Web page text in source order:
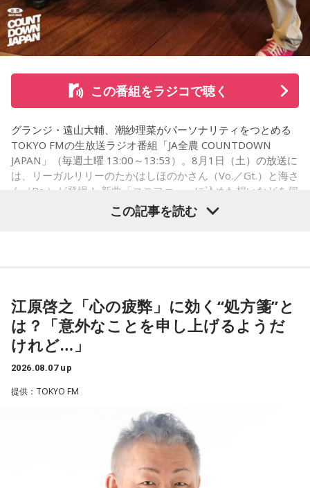
◆新曲「コニファー」に込めた想い
遠山：リーガルリリーは、7月11日（土）に新曲「コニファ
ー」を配信リリースしました。おめでとうございます。
ほのか・海：ありがとうございます。
潮：「コニファー」はテレビアニメ「これ描いて死ね」のエ
ンディングテーマとなっています。
遠山：テレビアニメの楽曲を手がけるのは初めてじゃないよ
した作品なんですけど、まずは原作を読みました。それで、0
から1にするときに、心のなかで薪をくべて火種を燃やしてい
く。そして、風が吹いてめちゃめちゃ燃えていくみたいな。
そういったものを絶やさずに「自分だけでやっていくぞ！」
みたいな気持ちと、私がお家で音楽を作っているとき
で、今回はアニメのエンディングテーマとして曲を書かせて
もらったんですけど、結構パーソナルな部分が出た作品にな
遠山：自分自身の内面をすごく辿って探っている曲ですよ
この番組をラジコで聴く
グランジ・遠山大輔、潮紗理菜がパーソナリティをつとめる
TOKYO FMの生放送ラジオ番組「JA全農 COUNTDOWN
JAPAN」（毎週土曜 13:00～13:53）。8月1日（土）の放送に
は、リーガルリリーのたかはしほのかさん（Vo.／Gt.）と海さ
ん（Ba.）が登場！ 新曲「コニファー」に込めた想いなどを伺
◆“真逆な作り方”で楽曲制作
リーガルリリーは高校在学時から注目を集め、国内大型ロッ
た世界最大級の音楽フェスティバル「SXSW（サウス・バイ・
サウスウエスト）」の出演や中国ツアーの開催など、海外で
のライブも経験。そのほか、2019年公開の映画「惡の華」で
は主題歌と劇中歌を担当し、今年4月から放送されたテレビド
ラマ版「惡の華」では、たかはしほのかさんが劇伴を担当。
そして、今秋には初のアジアツアーの開催が決定していま
この記事を読む
江原啓之「心の疲弊」に効く“処方箋”と
は？「意外なことを申し上げるようだ
けれど…」
2026.08.07 up
提供：TOKYO FM